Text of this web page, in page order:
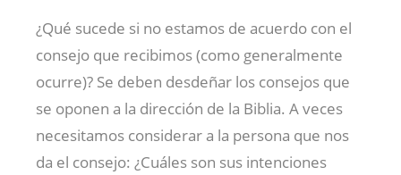
¿Qué sucede si no estamos de acuerdo con el
consejo que recibimos (como generalmente
ocurre)? Se deben desdeñar los consejos que
se oponen a la dirección de la Biblia. A veces
necesitamos considerar a la persona que nos
da el consejo: ¿Cuáles son sus intenciones